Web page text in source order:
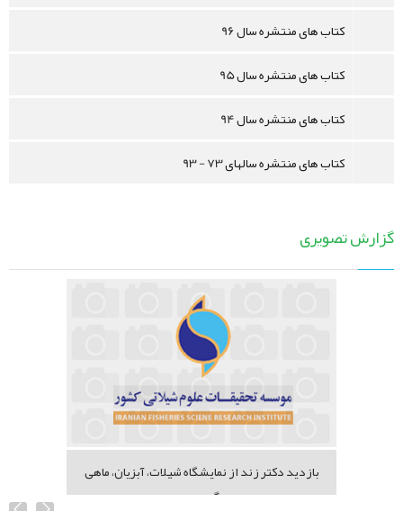
کتاب های منتشره سال 96
کتاب های منتشره سال 95
کتاب های منتشره سال 94
کتاب های منتشره سالهای 73 - 93
گزارش تصویری
بازدید دکتر زند از نمایشگاه شیلات، آبزیان، ماهی
گیری...